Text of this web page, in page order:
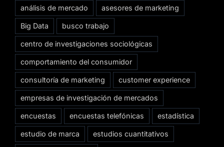
análisis de mercado asesores de marketing
Big Data busco trabajo
centro de investigaciones sociológicas
comportamiento del consumidor
consultoría de marketing customer experience
empresas de investigación de mercados
encuestas encuestas telefónicas estadística
estudio de marca estudios cuantitativos